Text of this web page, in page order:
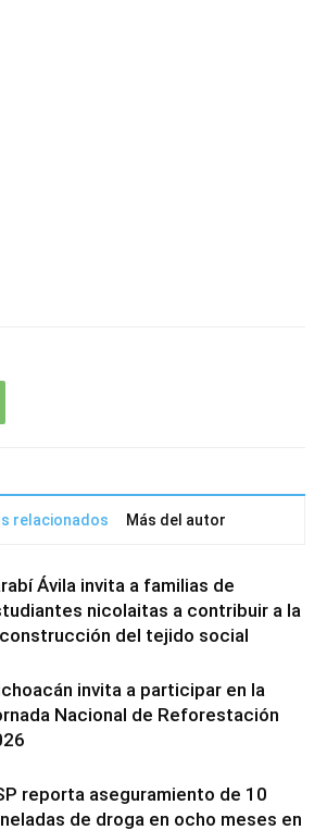
relacionados Más del autor
Ávila invita a familias de
nicolaitas a contribuir a la
del tejido social
invita a participar en la
Nacional de Reforestación
reporta aseguramiento de 10
de droga en ocho meses en